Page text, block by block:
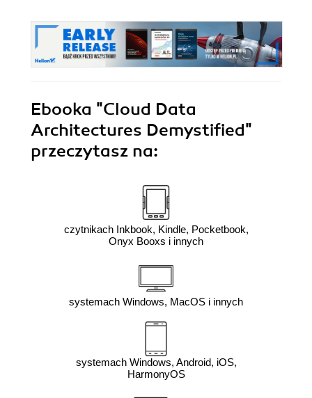
Ebooka "Cloud Data
Architectures Demystified"
przeczytasz na:
czytnikach Inkbook, Kindle, Pocketbook,
Onyx Booxs i innych
systemach Windows, MacOS i innych
systemach Windows, Android, iOS,
HarmonyOS